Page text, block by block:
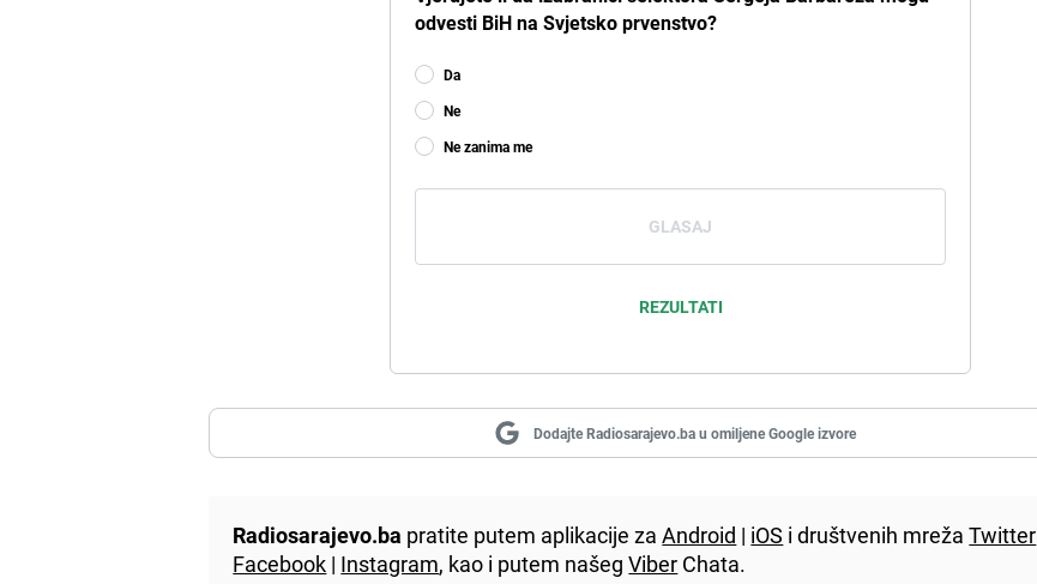
odvesti BiH na Svjetsko prvenstvo?
Da
Ne
Ne zanima me
GLASAJ
REZULTATI
Dodajte Radiosarajevo.ba u omiljene Google izvore
Radiosarajevo.ba pratite putem aplikacije zaAndroid | iOS i društvenih mrežaTwitter
Facebook | Instagram, kao i putem našegViber Chata.